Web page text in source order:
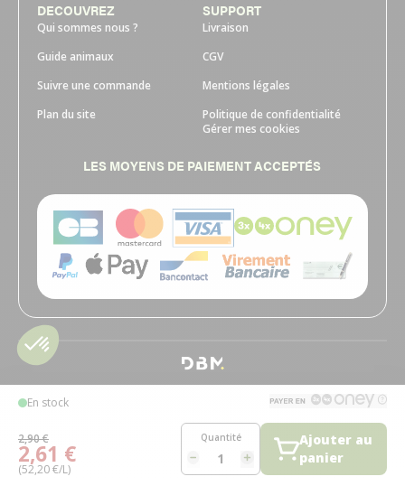
En stock
2,90 €
2,61 €
(52,20 €/L)
Quantité
Ajouter au
panier
DECOUVREZ
Qui sommes nous ?
Guide animaux
Suivre une commande
Plan du site
SUPPORT
Livraison
CGV
Mentions légales
Politique de confidentialité
Gérer mes cookies
LES MOYENS DE PAIEMENT ACCEPTÉS